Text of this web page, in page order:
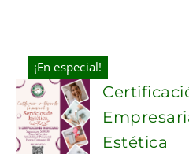
¡En especial!
ADD TO
CART
Estética